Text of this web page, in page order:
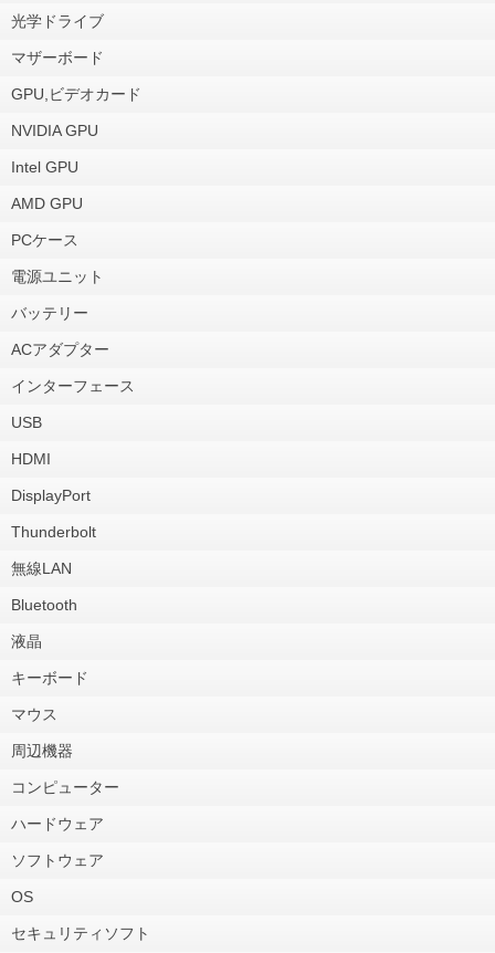
光学ドライブ
マザーボード
GPU,ビデオカード
NVIDIA GPU
Intel GPU
AMD GPU
PCケース
電源ユニット
バッテリー
ACアダプター
インターフェース
USB
HDMI
DisplayPort
Thunderbolt
無線LAN
Bluetooth
液晶
キーボード
マウス
周辺機器
コンピューター
ハードウェア
ソフトウェア
OS
セキュリティソフト